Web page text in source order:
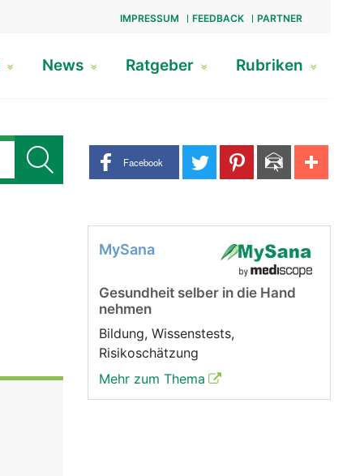
IMPRESSUM FEEDBACK PARTNER
News Ratgeber Rubriken
Share buttons
Facebook
MySana
Gesundheit selber in die Hand
nehmen
Bildung, Wissenstests,
Risikoschätzung
Mehr zum Thema